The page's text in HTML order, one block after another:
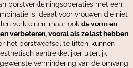
borstverkleiningsoperaties met een
is ideaal voor vrouwen die niet
verkleinen, maar ook de vorm en
verbeteren, vooral als ze last hebben
het borstweefsel te liften, kunnen
aantrekkelijker uiterlijk
vermindering van de omvang